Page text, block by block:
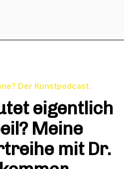
Der Kunstpodcast.
eigentlich
Meine
mit Dr.